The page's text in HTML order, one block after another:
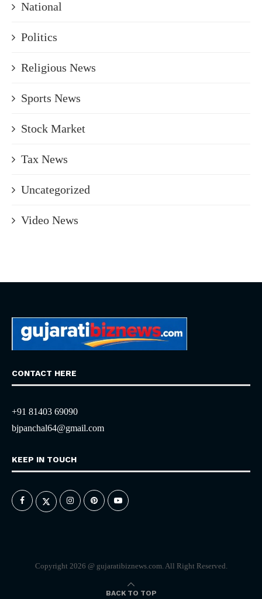
National
Politics
Religious News
Sports News
Stock Market
Tax News
Uncategorized
Video News
CONTACT HERE
+91 81403 69090
bjpanchal64@gmail.com
KEEP IN TOUCH
Copyright 2026 @ gujaratibiznews.com. All Right Reserved.
BACK TO TOP